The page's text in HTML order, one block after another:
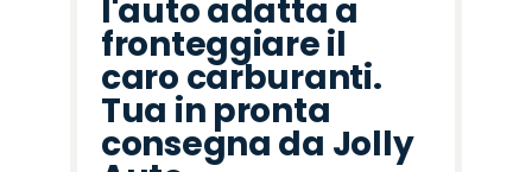
l'auto adatta a
fronteggiare il
caro carburanti.
Tua in pronta
consegna da Jolly